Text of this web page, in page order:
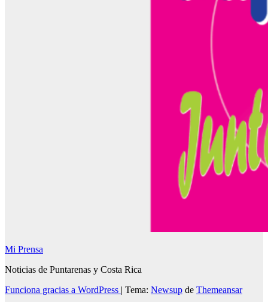
Mi Prensa
Noticias de Puntarenas y Costa Rica
Funciona gracias a WordPress | Tema: Newsup de Themeansar